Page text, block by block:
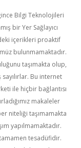
Bilgi Teknolojileri
bir Yer Sağlayıcı
içerikleri proaktif
bulunmamaktadır.
taşımakta olup,
Bu internet
ile hiçbir bağlantısı
makaleler
niteliği taşımamakta
yapılmamaktadır.
tesadüfidir.